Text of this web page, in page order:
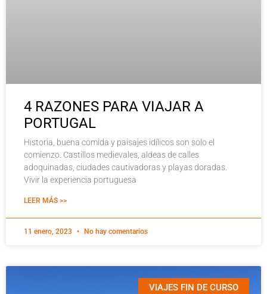
4 RAZONES PARA VIAJAR A
PORTUGAL
Historia, buena comida y paisajes idílicos son solo el
comienzo. Castillos medievales, aldeas de calles
adoquinadas, ciudades cautivadoras y playas doradas.
Vivir la experiencia portuguesa
LEER MÁS >>
11 enero, 2023 No hay comentarios
VIAJES FIN DE CURSO